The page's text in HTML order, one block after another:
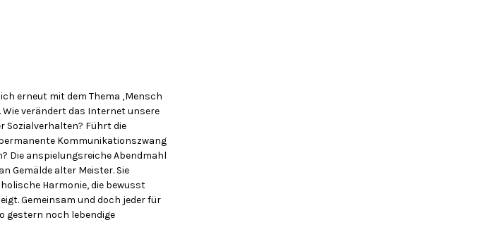
erneut mit dem Thema ‚Mensch
Wie verändert das Internet unsere
Sozialverhalten? Führt die
Kommunikationszwang
Die anspielungsreiche Abendmahl
Gemälde alter Meister. Sie
Harmonie, die bewusst
Gemeinsam und doch jeder für
gestern noch lebendige